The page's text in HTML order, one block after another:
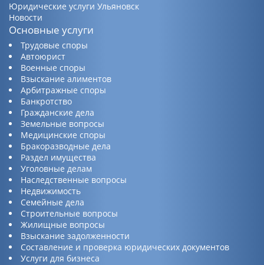
Юридические услуги Ульяновск
Новости
Основные услуги
Трудовые споры
Автоюрист
Военные споры
Взыскание алиментов
Арбитражные споры
Банкротство
Гражданские дела
Земельные вопросы
Медицинские споры
Бракоразводные дела
Раздел имущества
Уголовные делам
Наследственные вопросы
Недвижимость
Семейные дела
Строительные вопросы
Жилищные вопросы
Взыскание задолженности
Составление и проверка юридических документов
Услуги для бизнеса